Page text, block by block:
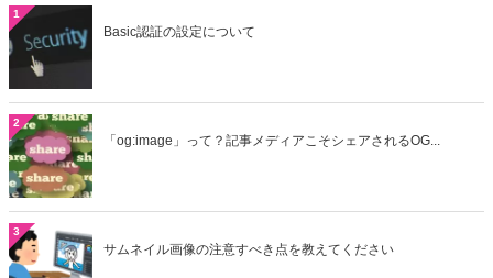
1
Basic認証の設定について
2
「og:image」って？記事メディアこそシェアされるOG...
3
サムネイル画像の注意すべき点を教えてください